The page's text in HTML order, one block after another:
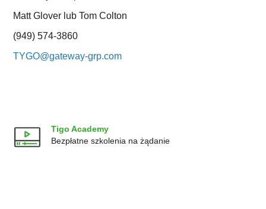
Tigo Academy
Bezpłatne szkolenia na żądanie
Matt Glover lub Tom Colton
(949) 574-3860
TYGO@gateway-grp.com